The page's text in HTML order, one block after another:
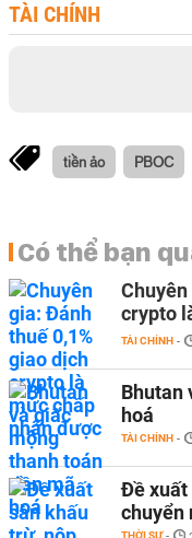
TÀI CHÍNH
tiền ảo PBOC
Có thể bạn
crypto
TÀI CHÍNH -
Bhutan
hoá
TÀI CHÍNH -
Đề xuất
chuyển
THỜI SỰ